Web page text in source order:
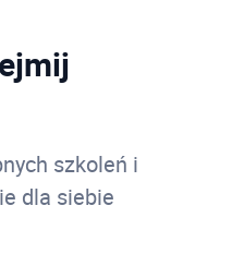
szkoleń i
dla siebie